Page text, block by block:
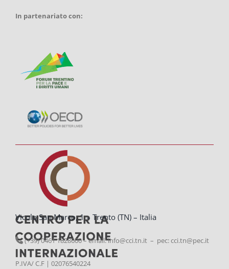
In partenariato con:
Vicolo San Marco, 1 – Trento (TN) – Italia
(+39) 0461 1828600 – email:info@cci.tn.it – pec: cci.tn@pec.it
P.IVA/ C.F | 02076540224